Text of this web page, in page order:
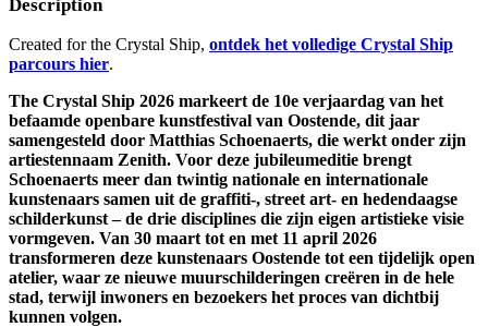
Description
Created for the Crystal Ship, ontdek het volledige Crystal Ship
parcours hier.
The Crystal Ship 2026 markeert de 10e verjaardag van het
befaamde openbare kunstfestival van Oostende, dit jaar
samengesteld door Matthias Schoenaerts, die werkt onder zijn
artiestennaam Zenith. Voor deze jubileumeditie brengt
Schoenaerts meer dan twintig nationale en internationale
kunstenaars samen uit de graffiti-, street art- en hedendaagse
schilderkunst – de drie disciplines die zijn eigen artistieke visie
vormgeven. Van 30 maart tot en met 11 april 2026
transformeren deze kunstenaars Oostende tot een tijdelijk open
atelier, waar ze nieuwe muurschilderingen creëren in de hele
stad, terwijl inwoners en bezoekers het proces van dichtbij
kunnen volgen.